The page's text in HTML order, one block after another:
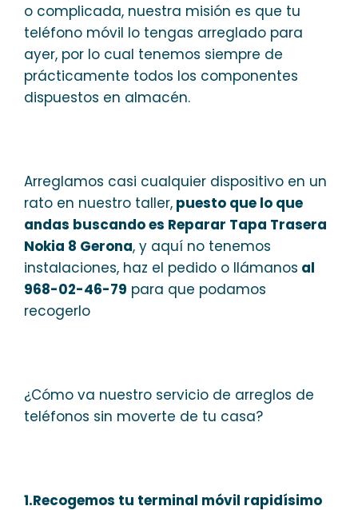
o complicada, nuestra misión es que tu
teléfono móvil lo tengas arreglado para
ayer, por lo cual tenemos siempre de
prácticamente todos los componentes
dispuestos en almacén.
Arreglamos casi cualquier dispositivo en un
rato en nuestro taller, puesto que lo que
andas buscando es Reparar Tapa Trasera
Nokia 8 Gerona, y aquí no tenemos
instalaciones, haz el pedido o llámanos al
968-02-46-79 para que podamos
recogerlo
¿Cómo va nuestro servicio de arreglos de
teléfonos sin moverte de tu casa?
1.Recogemos tu terminal móvil rapidísimo